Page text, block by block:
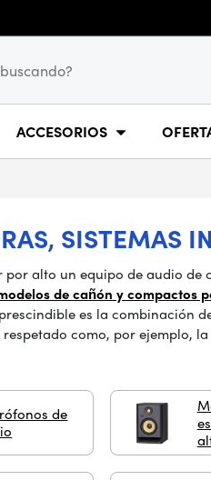
ACCESORIOS
SISTEMAS
alto un equipo de audio de
de cañón y compactos
es la combinación
como, por ejemplo,
de